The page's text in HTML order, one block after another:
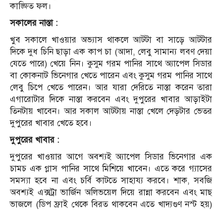
কাঙ্ক্ষিত ফল।
সকালের নাস্তা :
খুব সকালে খাওয়ার অভ্যাস থাকলে আটটা বা সাড়ে আটটার
দিকে দুধ চিনি ছাড়া এক কাপ চা (আদা, লেবু সামান্য লবণ দেয়া
যেতে পারে) খেয়ে নিন। কুসুম গরম পানির সাথে অ্যাপেল সিডার
বা কোকনাট ভিনেগার খেতে পারেন এবং কুসুম গরম পানির সাথে
লেবু চিপে খেতে পারেন। আর যারা দেরিতে নাস্তা করেন তারা
এগারোটার দিকে নাস্তা করবেন এবং দুপুরের খাবার আড়াইটা
তিনটায় খাবেন। আর সকাল আটটায় নাস্তা খেলে দেড়টার ভেতর
দুপুরের খাবার খেতে হবে।
দুপুরের খাবার :
দুপুরের খাওয়ার আগে অবশ্যই অ্যাপেল সিডার ভিনেগার এক
চামচ এক গ্লাস পানির সাথে মিশিয়ে খাবেন। এতে করে গ্যাসের
সমস্যা হবে না এবং চর্বি কাটতে সাহায্য করবে। শাক, সবজি
অবশ্যই এক্সট্রা ভার্জিন অলিভয়েল দিয়ে রান্না করবেন এবং মাছ
ভাজলে (ডিপ ফ্রাই থেকে বিরত থাকবেন এতে খাদ্যগুণ নস্ট হয়)